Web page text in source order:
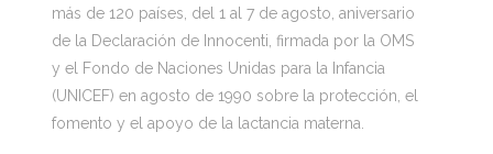
más de 120 países, del 1 al 7 de agosto, aniversario
de la Declaración de Innocenti, firmada por la OMS
y el Fondo de Naciones Unidas para la Infancia
(UNICEF) en agosto de 1990 sobre la protección, el
fomento y el apoyo de la lactancia materna.